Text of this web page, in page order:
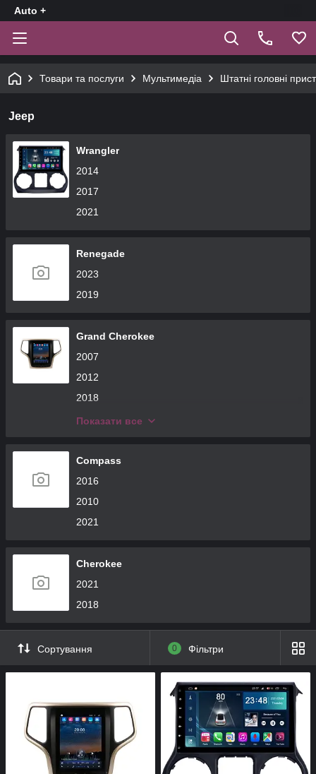
Auto +
Товари та послуги Мультимедіа Штатні головні
Jeep
Wrangler
2014
2017
2021
Renegade
2023
2019
Grand Cherokee
2007
2012
2018
2008
Показати все
Compass
2016
2010
2021
Cherokee
2021
2018
Сортування 0 Фільтри